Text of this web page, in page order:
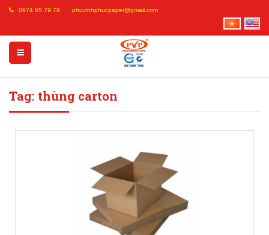
0974 65 79 79 phuvinhphucpaper@gmail.com
Tag: thùng carton